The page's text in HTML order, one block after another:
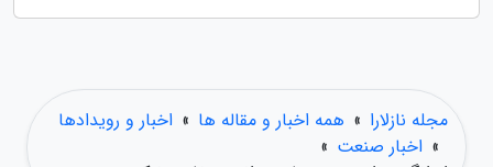
مجله نازلارا » همه اخبار و مقاله ها » اخبار و رویدادها
» اخبار صنعت »